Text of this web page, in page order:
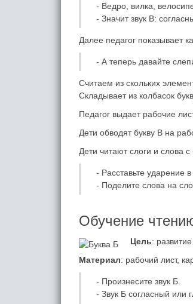
- Ведро, вилка,
- Значит звук В:
Далее педагог показывает
- А теперь давайте
Считаем из скольких
Складывает из колбасок
Педагог выдает рабочие
Дети обводят букву В на
Дети читают слоги и слова
- Расставьте ударение в
- Поделите слова на
Обучение
Цель:
Материал: рабочий лист,
- Произнесите звук Б.
- Звук Б согласный или